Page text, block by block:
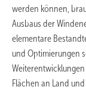
werden können,
Ausbaus der
elementare
und Optimierungen
Weiterentwicklungen
Flächen an Land und